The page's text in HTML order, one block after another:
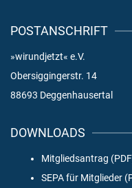
POSTANSCHRIFT
»wirundjetzt« e.V.
Obersiggingerstr. 14
88693 Deggenhausertal
DOWNLOADS
Mitgliedsantrag
SEPA für Mitglieder